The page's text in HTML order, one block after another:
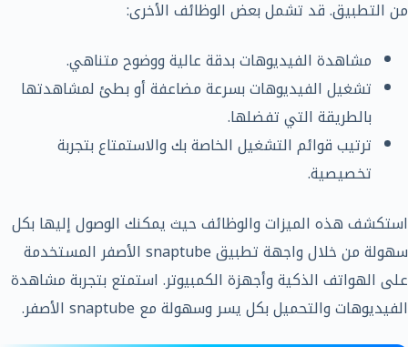
من التطبيق. قد تشمل بعض الوظائف الأخرى:
مشاهدة الفيديوهات بدقة عالية ووضوح متناهي.
تشغيل الفيديوهات بسرعة مضاعفة أو بطئ لمشاهدتها
بالطريقة التي تفضلها.
ترتيب قوائم التشغيل الخاصة بك والاستمتاع بتجربة
تخصيصية.
استكشف هذه الميزات والوظائف حيث يمكنك الوصول إليها بكل
سهولة من خلال واجهة تطبيق snaptube الأصفر المستخدمة
على الهواتف الذكية وأجهزة الكمبيوتر. استمتع بتجربة مشاهدة
الفيديوهات والتحميل بكل يسر وسهولة مع snaptube الأصفر.